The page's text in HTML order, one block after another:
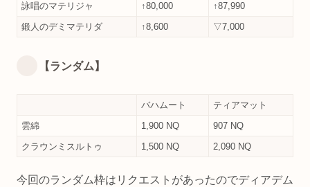
詠唱のマテリジャ
↑80,000
↑87,990
鍛人のデミマテリダ
↑8,600 ▽7,000
【ランダム】
バハムート
ティアマット
雲綿
1,900 NQ
907 NQ
クラウンミスルトゥ
1,500 NQ 2,090 NQ
今回のランダム枠はリクエストがあったのでディアデム